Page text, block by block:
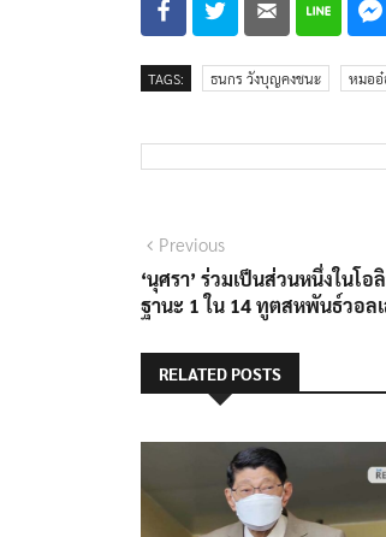
TAGS: ธนกร วังบุญคงชนะ หมออ๋
แนะแนว
เรื่อง
PreviousPrevious
post:
‘นุศรา’ ร่วมเป็นส่วนหนึ่งในโ
ฐานะ 1 ใน 14 ทูตสหพันธ์วอล
RELATED POSTS